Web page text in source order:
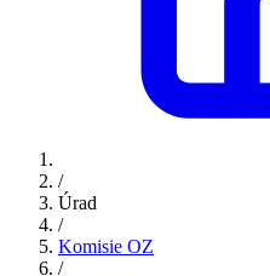
/
Úrad
/
Komisie OZ
/